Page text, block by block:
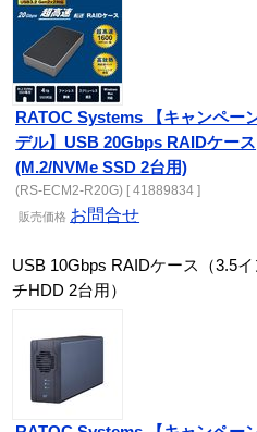
RATOC Systems 【キャンペー
デル】USB 20Gbps RAIDケース
(M.2/NVMe SSD 2台用)
(RS-ECM2-R20G) [ 41889834 ]
販売価格 お問合せ
USB 10Gbps RAIDケース（3.5イ
チHDD 2台用）